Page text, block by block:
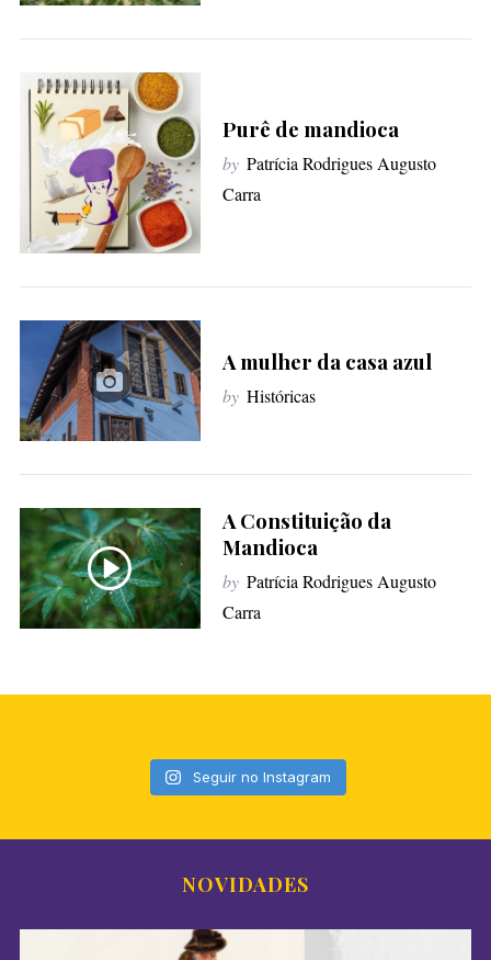
Purê de mandioca
by Patrícia Rodrigues Augusto
Carra
A mulher da casa azul
by Históricas
A Constituição da
Mandioca
by Patrícia Rodrigues Augusto
Carra
Seguir no Instagram
NOVIDADES